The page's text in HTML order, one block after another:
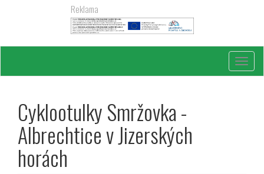
Reklama
Cyklootulky Smržovka -
Albrechtice v Jizerských
horách